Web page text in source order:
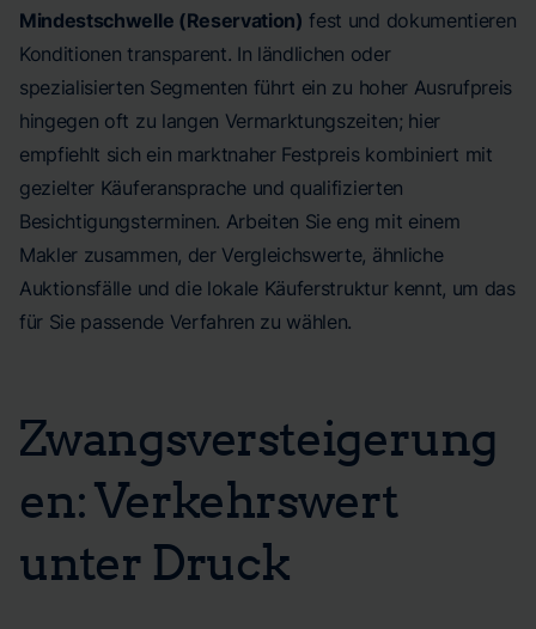
Mindestschwelle (Reservation) fest und dokumentieren
Konditionen transparent. In ländlichen oder
spezialisierten Segmenten führt ein zu hoher Ausrufpreis
hingegen oft zu langen Vermarktungszeiten; hier
empfiehlt sich ein marktnaher Festpreis kombiniert mit
gezielter Käuferansprache und qualifizierten
Besichtigungsterminen. Arbeiten Sie eng mit einem
Makler zusammen, der Vergleichswerte, ähnliche
Auktionsfälle und die lokale Käuferstruktur kennt, um das
für Sie passende Verfahren zu wählen.
Zwangsversteigerung
en: Verkehrswert
unter Druck